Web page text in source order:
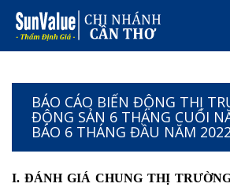
BÁO CÁO BIẾN ĐỘNG THỊ
ĐỘNG SẢN 6 THÁNG CUỐI
BÁO 6 THÁNG ĐẦU NĂM 2022
I. ĐÁNH GIÁ CHUNG THỊ